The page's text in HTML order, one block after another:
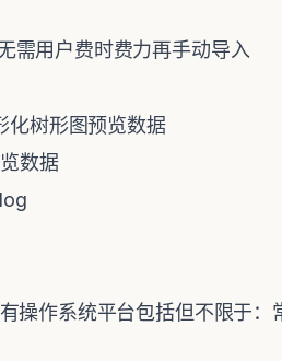
需用户费时费力再手动导入
化树形图预览数据
数据
操作系统平台包括但不限于：